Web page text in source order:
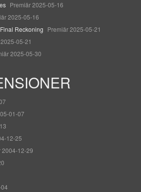
Premiär 2025-05-16
2025-05-16
Reckoning Premiär 2025-05-21
05-21
2025-05-30
01-07
12-25
2004-12-29